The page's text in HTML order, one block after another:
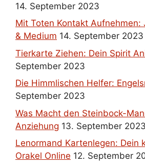
14. September 2023
Mit Toten Kontakt Aufnehmen:
& Medium 14. September 2023
Tierkarte Ziehen: Dein Spirit
September 2023
Die Himmlischen Helfer:
September 2023
Was Macht den Steinbock-
Anziehung 13. September 2023
Lenormand Kartenlegen: Dein
Orakel Online 12. September